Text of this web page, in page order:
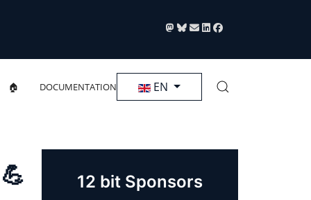
🏠 DOCUMENTATION Select your language
EN
12 bit Sponsors